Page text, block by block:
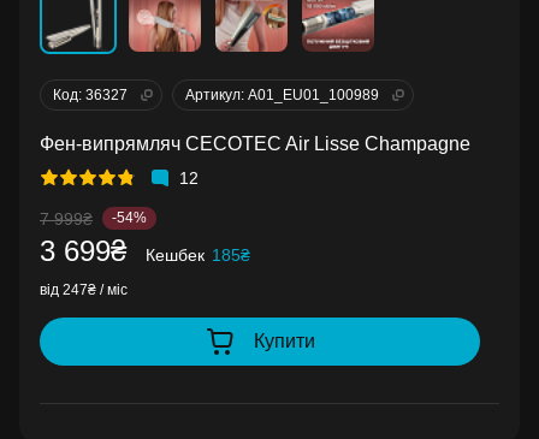
Код: 36327 Артикул: A01_EU01_100989
Фен-випрямляч CECOTEC Air Lisse Champagne
12
7 999₴ -54%
3 699₴ Кешбек 185₴
від 247₴ / міс
Купити